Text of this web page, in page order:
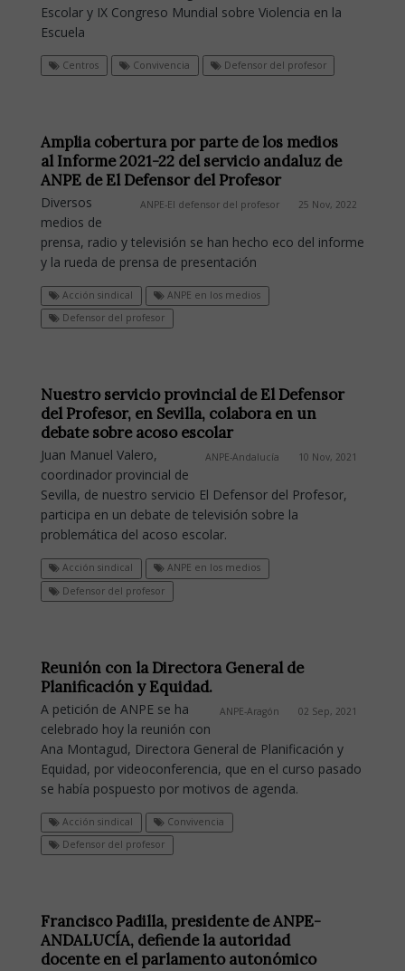
Escolar y IX Congreso Mundial sobre Violencia en la
Escuela
Centros Convivencia Defensor del profesor
Amplia cobertura por parte de los medios
al Informe 2021-22 del servicio andaluz de
ANPE de El Defensor del Profesor
ANPE-El defensor del profesor 25 Nov, 2022
Diversos
medios de
prensa, radio y televisión se han hecho eco del informe
y la rueda de prensa de presentación
Acción sindical
ANPE en los medios
Defensor del profesor
Nuestro servicio provincial de El Defensor
del Profesor, en Sevilla, colabora en un
debate sobre acoso escolar
ANPE-Andalucía 10 Nov, 2021
Juan Manuel Valero,
coordinador provincial de
Sevilla, de nuestro servicio El Defensor del Profesor,
participa en un debate de televisión sobre la
problemática del acoso escolar.
Acción sindical
ANPE en los medios
Defensor del profesor
Reunión con la Directora General de
Planificación y Equidad.
ANPE-Aragón 02 Sep, 2021
A petición de ANPE se ha
celebrado hoy la reunión con
Ana Montagud, Directora General de Planificación y
Equidad, por videoconferencia, que en el curso pasado
se había pospuesto por motivos de agenda.
Acción sindical
Convivencia
Defensor del profesor
Francisco Padilla, presidente de ANPE-
ANDALUCÍA, defiende la autoridad
docente en el parlamento autonómico